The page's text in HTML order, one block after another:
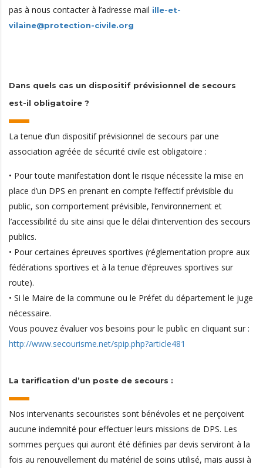
pas à nous contacter à l’adresse mail ille-et-
vilaine@protection-civile.org
Dans quels cas un dispositif prévisionnel de secours
est-il obligatoire ?
La tenue d’un dispositif prévisionnel de secours par une
association agréée de sécurité civile est obligatoire :
• Pour toute manifestation dont le risque nécessite la mise en
place d’un DPS en prenant en compte l’effectif prévisible du
public, son comportement prévisible, l’environnement et
l’accessibilité du site ainsi que le délai d’intervention des secours
publics.
• Pour certaines épreuves sportives (réglementation propre aux
fédérations sportives et à la tenue d’épreuves sportives sur
route).
• Si le Maire de la commune ou le Préfet du département le juge
nécessaire.
Vous pouvez évaluer vos besoins pour le public en cliquant sur :
http://www.secourisme.net/spip.php?article481
La tarification d’un poste de secours :
Nos intervenants secouristes sont bénévoles et ne perçoivent
aucune indemnité pour effectuer leurs missions de DPS. Les
sommes perçues qui auront été définies par devis serviront à la
fois au renouvellement du matériel de soins utilisé, mais aussi à